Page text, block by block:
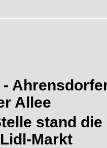
-
Allee
stand
Markt